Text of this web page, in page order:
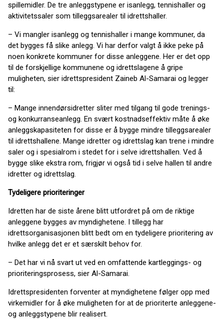
spillemidler. De tre anleggstypene er isanlegg, tennishaller og
aktivitetssaler som tilleggsarealer til idrettshaller.
– Vi mangler isanlegg og tennishaller i mange kommuner, da
det bygges få slike anlegg. Vi har derfor valgt å ikke peke på
noen konkrete kommuner for disse anleggene. Her er det opp
til de forskjellige kommunene og idrettslagene å gripe
muligheten, sier idrettspresident Zaineb Al-Samarai og legger
til:
– Mange innendørsidretter sliter med tilgang til gode trenings-
og konkurranseanlegg. En svært kostnadseffektiv måte å øke
anleggskapasiteten for disse er å bygge mindre tilleggsarealer
til idrettshallene. Mange idretter og idrettslag kan trene i mindre
saler og i spesialrom i stedet for i selve idrettshallen. Ved å
bygge slike ekstra rom, frigjør vi også tid i selve hallen til andre
idretter og idrettslag.
Tydeligere prioriteringer
Idretten har de siste årene blitt utfordret på om de riktige
anleggene bygges av myndighetene. I tillegg har
idrettsorganisasjonen blitt bedt om en tydeligere prioritering av
hvilke anlegg det er et særskilt behov for.
– Det har vi nå svart ut ved en omfattende kartleggings- og
prioriteringsprosess, sier Al-Samarai.
Idrettspresidenten forventer at myndighetene følger opp med
virkemidler for å øke muligheten for at de prioriterte anleggene-
og anleggstypene blir realisert.